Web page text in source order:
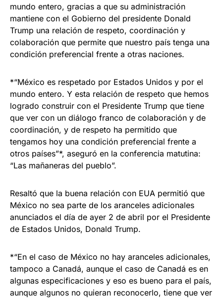
mundo entero, gracias a que su administración
mantiene con el Gobierno del presidente Donald
Trump una relación de respeto, coordinación y
colaboración que permite que nuestro país tenga una
condición preferencial frente a otras naciones.
*“México es respetado por Estados Unidos y por el
mundo entero. Y esta relación de respeto que hemos
logrado construir con el Presidente Trump que tiene
que ver con un diálogo franco de colaboración y de
coordinación, y de respeto ha permitido que
tengamos hoy una condición preferencial frente a
otros países”*, aseguró en la conferencia matutina:
“Las mañaneras del pueblo”.
Resaltó que la buena relación con EUA permitió que
México no sea parte de los aranceles adicionales
anunciados el día de ayer 2 de abril por el Presidente
de Estados Unidos, Donald Trump.
*“En el caso de México no hay aranceles adicionales,
tampoco a Canadá, aunque el caso de Canadá es en
algunas especificaciones y eso es bueno para el país,
aunque algunos no quieran reconocerlo, tiene que ver